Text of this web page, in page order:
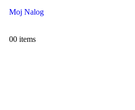
Moj Nalog
00 items